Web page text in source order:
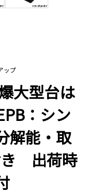
ップ
大型台は
：シン
解能・取
き 出荷時